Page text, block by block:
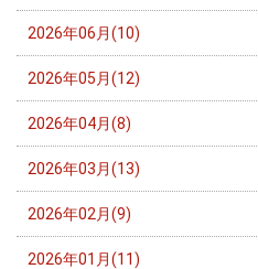
2026年06月(10)
2026年05月(12)
2026年04月(8)
2026年03月(13)
2026年02月(9)
2026年01月(11)